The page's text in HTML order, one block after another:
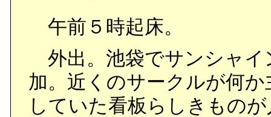
午前５時起床。
外出。池袋でサンシャイ
加。近くのサークルが何
していた看板らしきもの